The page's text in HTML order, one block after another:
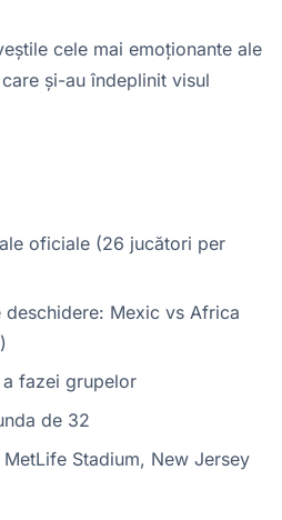
cele mai emoționante ale
și-au îndeplinit visul
oficiale (26 jucători per
Mexic vs Africa
fazei grupelor
de 32
Stadium, New Jersey